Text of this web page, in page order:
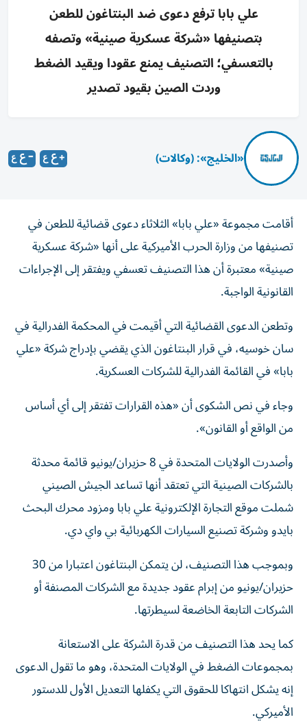
علي بابا ترفع دعوى ضد البنتاغون للطعن
بتصنيفها «شركة عسكرية صينية» وتصفه
بالتعسفي؛ التصنيف يمنع عقودا ويقيد الضغط
وردت الصين بقيود تصدير
«الخليج»: (وكالات)
أقامت مجموعة «علي بابا» الثلاثاء دعوى قضائية للطعن في
تصنيفها من وزارة الحرب الأميركية على أنها «شركة عسكرية
صينية» معتبرة أن هذا التصنيف تعسفي ويفتقر إلى الإجراءات
القانونية الواجبة.
وتطعن الدعوى القضائية التي أقيمت في المحكمة الفدرالية في
سان خوسيه، في قرار البنتاغون الذي يقضي بإدراج شركة «علي
بابا» في القائمة الفدرالية للشركات العسكرية.
وجاء في نص الشكوى أن «هذه القرارات تفتقر إلى أي أساس
من الواقع أو القانون».
وأصدرت الولايات المتحدة في 8 حزيران/يونيو قائمة محدثة
بالشركات الصينية التي تعتقد أنها تساعد الجيش الصيني
شملت موقع التجارة الإلكترونية علي بابا ومزود محرك البحث
بايدو وشركة تصنيع السيارات الكهربائية بي واي دي.
وبموجب هذا التصنيف، لن يتمكن البنتاغون اعتبارا من 30
حزيران/يونيو من إبرام عقود جديدة مع الشركات المصنفة أو
الشركات التابعة الخاضعة لسيطرتها.
كما يحد هذا التصنيف من قدرة الشركة على الاستعانة
بمجموعات الضغط في الولايات المتحدة، وهو ما تقول الدعوى
إنه يشكل انتهاكا للحقوق التي يكفلها التعديل الأول للدستور
الأميركي.